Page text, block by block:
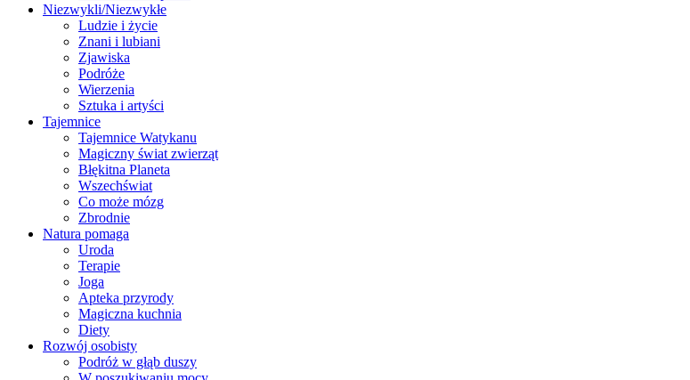
Niezwykli/Niezwykłe
Ludzie i życie
Znani i lubiani
Zjawiska
Podróże
Wierzenia
Sztuka i artyści
Tajemnice
Tajemnice Watykanu
Magiczny świat zwierząt
Błękitna Planeta
Wszechświat
Co może mózg
Zbrodnie
Natura pomaga
Uroda
Terapie
Joga
Apteka przyrody
Magiczna kuchnia
Diety
Rozwój osobisty
Podróż w głąb duszy